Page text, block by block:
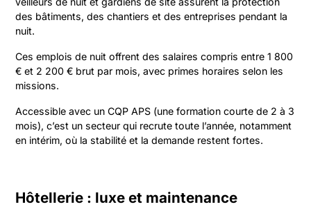
des bâtiments, des chantiers et des entreprises pendant la
nuit.
Ces emplois de nuit offrent des salaires compris entre 1 800
€ et 2 200 € brut par mois, avec primes horaires selon les
missions.
Accessible avec un CQP APS (une formation courte de 2 à 3
mois), c’est un secteur qui recrute toute l’année, notamment
en intérim, où la stabilité et la demande restent fortes.
Hôtellerie : luxe et maintenance